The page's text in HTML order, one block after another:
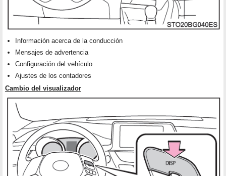
Información acerca de la conducción
Mensajes de advertencia
Configuración del vehículo
Ajustes de los contadores
Cambio del visualizador